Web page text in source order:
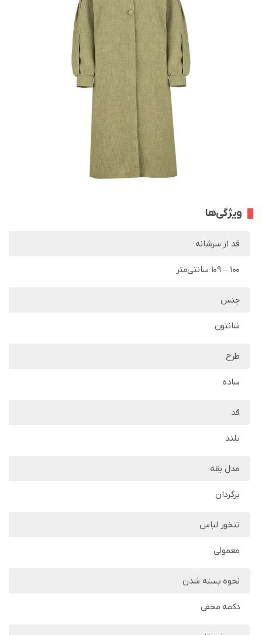
ویژگی‌ها
قد از سرشانه
100 – 109 سانتی‌متر
جنس
شانتون
طرح
ساده
قد
بلند
مدل یقه
برگردان
تنخور لباس
معمولی
نحوه بسته شدن
دکمه مخفی